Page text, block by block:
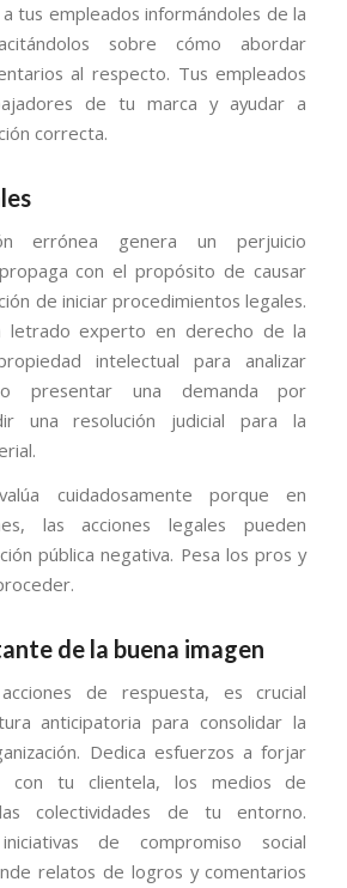
tus empleados informándoles de la
sobre cómo abordar
al respecto. Tus empleados
de tu marca y ayudar a
correcta.
errónea genera un perjuicio
con el propósito de causar
de iniciar procedimientos legales.
letrado experto en derecho de la
intelectual para analizar
presentar una demanda por
una resolución judicial para la
cuidadosamente porque en
las acciones legales pueden
pública negativa. Pesa los pros y
de la buena imagen
de respuesta, es crucial
anticipatoria para consolidar la
Dedica esfuerzos a forjar
con tu clientela, los medios de
colectividades de tu entorno.
de compromiso social
relatos de logros y comentarios